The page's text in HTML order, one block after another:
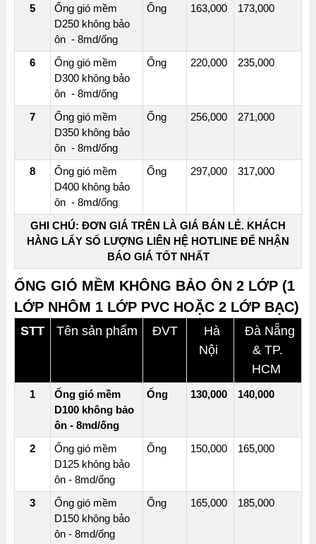
ÔN
ỐNG
MỀM
FIBER
GLASS
LỚP
-
BẢO
ÔN
TÔN
CHỮ
NHẬT
TIÊU
CHUẨN
PHỤ
KIỆN
ỐNG
GIÓ
VUÔNG
TIÊU
5
Ống gió mềm
D250 không bảo
ôn - 8md/ống
Ống 163,000 173,000
6
Ống gió mềm
D300 không bảo
ôn - 8md/ống
Ống 220,000 235,000
7
Ống gió mềm
D350 không bảo
ôn - 8md/ống
Ống 256,000 271,000
8
Ống gió mềm
D400 không bảo
ôn - 8md/ống
Ống 297,000 317,000
GHI CHÚ: ĐƠN GIÁ TRÊN LÀ GIÁ BÁN LẺ. KHÁCH
HÀNG LẤY SỐ LƯỢNG LIÊN HỆ HOTLINE ĐỂ NHẬN
BÁO GIÁ TỐT NHẤT
ỐNG GIÓ MỀM KHÔNG BẢO ÔN 2 LỚP (1
LỚP NHÔM 1 LỚP PVC HOẶC 2 LỚP BẠC)
STT Tên sản phẩm ĐVT
Hà
Nội
Đà Nẵng
& TP.
HCM
1
Ống gió mềm
D100 không bảo
ôn - 8md/ống
Ống 130,000 140,000
2
Ống gió mềm
D125 không bảo
ôn - 8md/ống
Ống 150,000 165,000
3
Ống gió mềm
D150 không bảo
ôn - 8md/ống
Ống 165,000 185,000